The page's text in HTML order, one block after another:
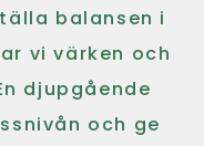
balansen i
vi värken och
djupgående
och ge